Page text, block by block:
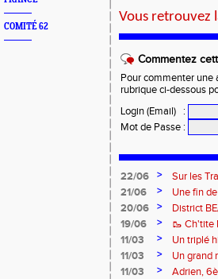
COMITÉ 62
Vous retrouvez
Commentez
Pour commenter une
rubrique ci-dessous
Login (Email)
:
Mot de Passe :
22/06 >
Sur les
21/06
>
Une fin
20/06
>
District
19/06
>
🥾 Ch'tite
11/03
>
Un triplé
11/03
>
Un grand
rendez-
11/03 >
Adrien,